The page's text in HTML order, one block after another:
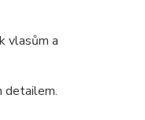
vlasům a
detailem.